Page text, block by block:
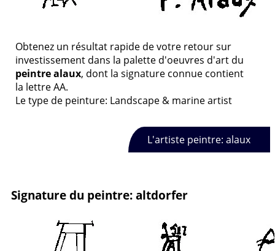
Obtenez un résultat rapide de votre retour sur
investissement dans la palette d'oeuvres d'art du
peintre alaux, dont la signature connue contient
la lettre AA.
Le type de peinture: Landscape & marine artist
L'artiste peintre: alaux
Signature du peintre: altdorfer